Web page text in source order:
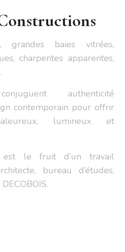
grandes baies vitrées,
charpentes apparentes,
authenticité
contemporain pour offrir
lumineux et
est le fruit d’un travail
bureau d’études,